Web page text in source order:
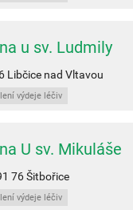
u sv. Ludmily
Libčice nad Vltavou
výdeje léčiv
U sv. Mikuláše
76Šitbořice
výdeje léčiv